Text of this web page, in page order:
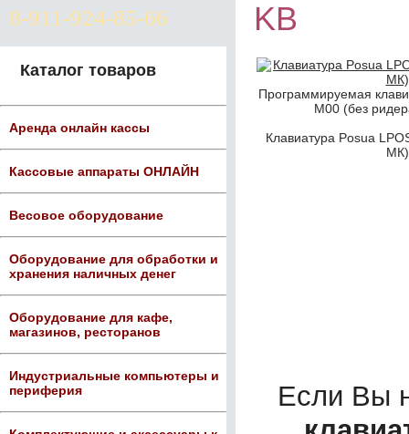
8-911-924-85-66
Каталог товаров
Аренда онлайн кассы
Кассовые аппараты ОНЛАЙН
Весовое оборудование
Оборудование для обработки и
хранения наличных денег
Оборудование для кафе,
магазинов, ресторанов
Индустриальные компьютеры и
периферия
KB
Программируемая
М00 (без
Клавиатура Posua
Если Вы